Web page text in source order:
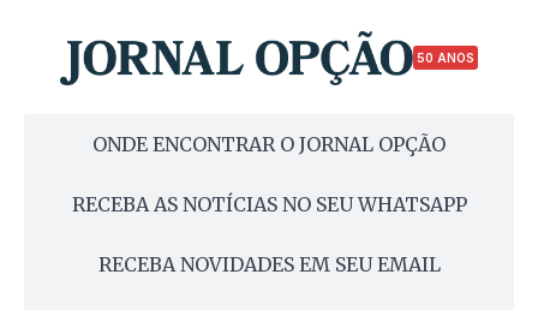
50 ANOS
ONDE ENCONTRAR O JORNAL OPÇÃO
RECEBA AS NOTÍCIAS NO SEU WHATSAPP
RECEBA NOVIDADES EM SEU EMAIL